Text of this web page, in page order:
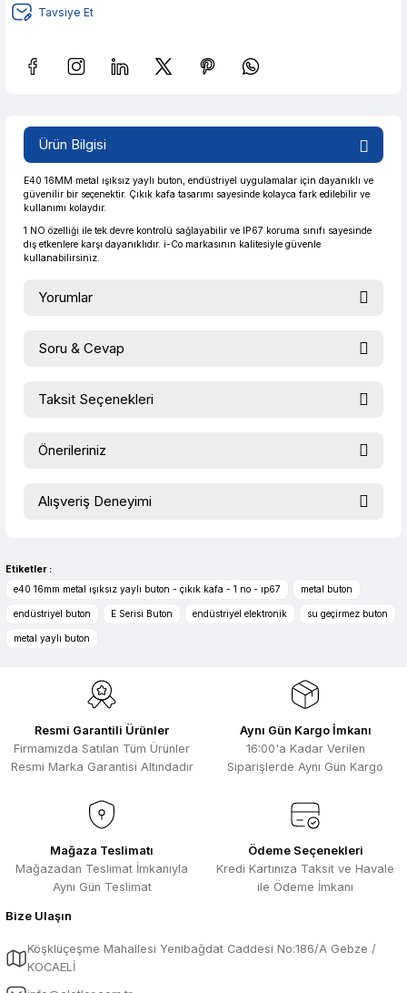
Tavsiye Et
Güvenilir Alışveriş 13,26 TL den başlayan taksitlerle! x 9 %2 İndirim
Ürün Bilgisi
E40 16MM metal ışıksız yaylı buton, endüstriyel uygulamalar için dayanıklı ve
güvenilir bir seçenektir. Çıkık kafa tasarımı sayesinde kolayca fark edilebilir ve
kullanımı kolaydır.
1 NO özelliği ile tek devre kontrolü sağlayabilir ve IP67 koruma sınıfı sayesinde
dış etkenlere karşı dayanıklıdır. i-Co markasının kalitesiyle güvenle
kullanabilirsiniz.
Yorumlar
Soru & Cevap
Taksit Seçenekleri
Önerileriniz
konularda yetersiz gördüğünüz noktaları öneri formunu
Ürün resmi kalitesiz, bozuk veya görüntülenemiyor.
Ürün açıklamasında eksik bilgiler bulunuyor.
Ürün bilgilerinde hatalar bulunuyor.
Bu ürüne benzer farklı alternatifler olmalı.
Alışveriş Deneyimi
Selim Toprak | 04/08/2026
Zengin ürün çesidi ve belirli marka
bulunuyor. Özellikle unit ,prolink ,gibi
ürünlerin ithalatçısı olması hasebi ile
Selim Toprak | 29/07/2026
Kısa sürede geldi. Ürünler de iyi
sarılmıştı. Gayet iyi
Ali Salih Yıldız | 10/07/2026
Hızlı sipariş ve güvenli paketleme için
çok teşekkürler ediyorum
F... D... | 06/07/2026
Makine çok iyi herkese tavsiye
Etiketler :
e40 16mm metal ışıksız yaylı buton - çıkık kafa - 1 no - ıp67
metal buton
endüstriyel buton E Serisi Buton endüstriyel elektronik su geçirmez buton
metal yaylı buton
Resmi Garantili Ürünler
Firmamızda Satılan Tüm Ürünler
Resmi Marka Garantisi Altındadır
Aynı Gün Kargo İmkanı
16:00'a Kadar Verilen
Siparişlerde Aynı Gün Kargo
Mağaza Teslimatı
Mağazadan Teslimat İmkanıyla
Aynı Gün Teslimat
Ödeme Seçenekleri
Kredi Kartınıza Taksit ve Havale
ile Ödeme İmkanı
Bize Ulaşın
Köşklüçeşme Mahallesi Yenibağdat Caddesi No:186/A Gebze /
KOCAELİ